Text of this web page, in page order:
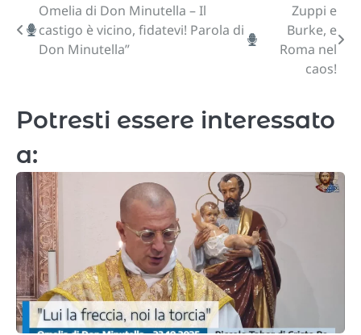
Navigazione
articoli
Omelia di Don Minutella – Il
castigo è vicino, fidatevi! Parola di
Don Minutella”
Zuppi e
Burke, e
Roma nel
caos!
Potresti essere interessato
a: